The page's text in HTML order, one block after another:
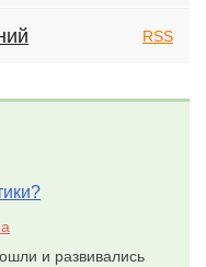
RSS
и развивались